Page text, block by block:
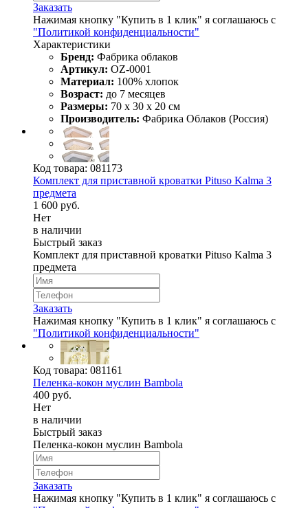
Заказать
Нажимая кнопку "Купить в 1 клик" я соглашаюсь с
"Политикой конфиденциальности"
Характеристики
Бренд: Фабрика облаков
Артикул: ОZ-0001
Материал: 100% хлопок
Возраст: до 7 месяцев
Размеры: 70 х 30 х 20 см
Производитель: Фабрика Облаков (Россия)
Код товара: 081173
Комплект для приставной кроватки Pituso Kalma 3
предмета
1 600 руб.
Нет
в наличии
Быстрый заказ
Комплект для приставной кроватки Pituso Kalma 3
предмета
Заказать
Нажимая кнопку "Купить в 1 клик" я соглашаюсь с
"Политикой конфиденциальности"
Код товара: 081161
Пеленка-кокон муслин Bambola
400 руб.
Нет
в наличии
Быстрый заказ
Пеленка-кокон муслин Bambola
Заказать
Нажимая кнопку "Купить в 1 клик" я соглашаюсь с